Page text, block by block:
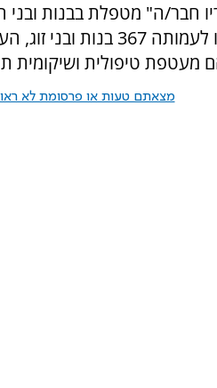
חבר/ה" מטפלת בבנות ובני
השבעה באוקטובר התווספו
מעטפת טיפולית ושיקומית
מצאתם טעות או פרסומת לא